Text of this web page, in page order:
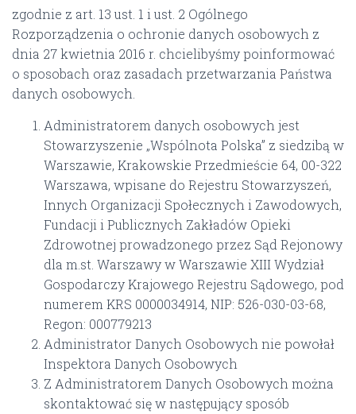
zgodnie z art. 13 ust. 1 i ust. 2 Ogólnego
Rozporządzenia o ochronie danych osobowych z
dnia 27 kwietnia 2016 r. chcielibyśmy poinformować
o sposobach oraz zasadach przetwarzania Państwa
danych osobowych.
Administratorem danych osobowych jest
Stowarzyszenie „Wspólnota Polska” z siedzibą w
Warszawie, Krakowskie Przedmieście 64, 00-322
Warszawa, wpisane do Rejestru Stowarzyszeń,
Innych Organizacji Społecznych i Zawodowych,
Fundacji i Publicznych Zakładów Opieki
Zdrowotnej prowadzonego przez Sąd Rejonowy
dla m.st. Warszawy w Warszawie XIII Wydział
Gospodarczy Krajowego Rejestru Sądowego, pod
numerem KRS 0000034914, NIP: 526-030-03-68,
Regon: 000779213
Administrator Danych Osobowych nie powołał
Inspektora Danych Osobowych
Z Administratorem Danych Osobowych można
skontaktować się w następujący sposób